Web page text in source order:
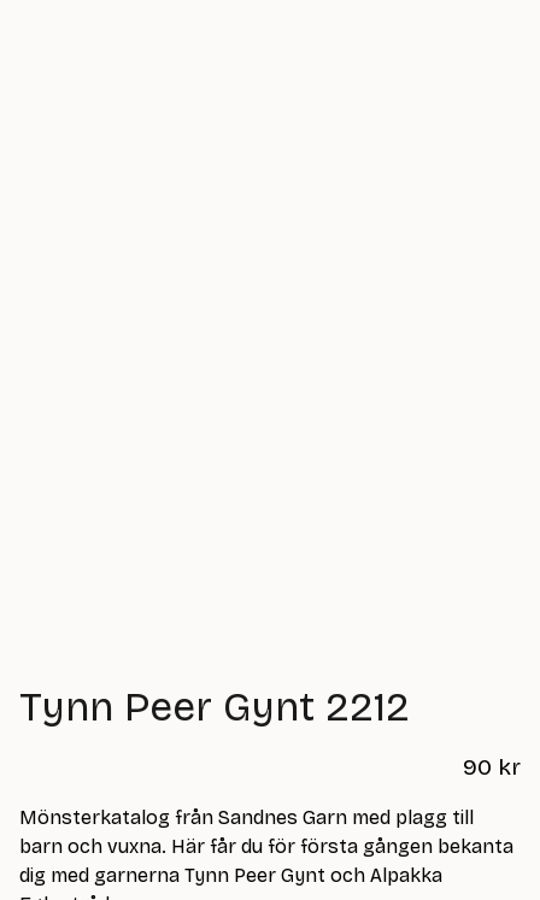
Tynn Peer Gynt 2212
90 kr
Mönsterkatalog från Sandnes Garn med plagg till
barn och vuxna. Här får du för första gången bekanta
dig med garnerna Tynn Peer Gynt och Alpakka